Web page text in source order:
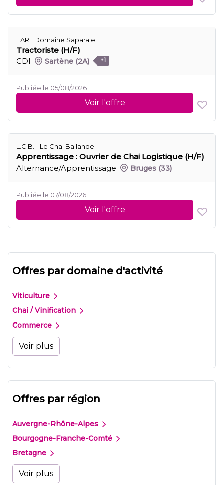
EARL Domaine Saparale
Tractoriste (H/F)
CDI
Sartène (2A) +1
Publiée le 05/08/2026
Voir l'offre
L.C.B. - Le Chai Ballande
Apprentissage : Ouvrier de Chai Logistique (H/F)
Alternance/Apprentissage
Bruges (33)
Publiée le 07/08/2026
Voir l'offre
Offres par domaine d'activité
Viticulture
Chai / Vinification
Commerce
Voir plus
Offres par région
Auvergne-Rhône-Alpes
Bourgogne-Franche-Comté
Bretagne
Voir plus